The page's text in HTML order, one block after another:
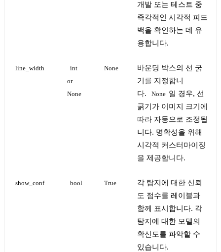
개발 또는 테스트 중
즉각적인 시각적 피드
백을 확인하는 데 유
용합니다.
line_width
int
or
None
None
바운딩 박스의 선 굵
기를 지정합니
다.
None 일 경우, 선
굵기가 이미지 크기에
따라 자동으로 조정됩
니다. 명확성을 위해
시각적 커스터마이징
을 제공합니다.
show_conf bool True
각 탐지에 대한 신뢰
도 점수를 레이블과
함께 표시합니다. 각
탐지에 대한 모델의
확신도를 파악할 수
있습니다.